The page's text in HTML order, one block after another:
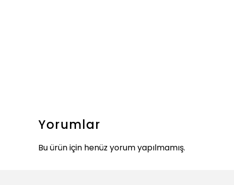
Yorumlar
Bu ürün için henüz yorum yapılmamış.